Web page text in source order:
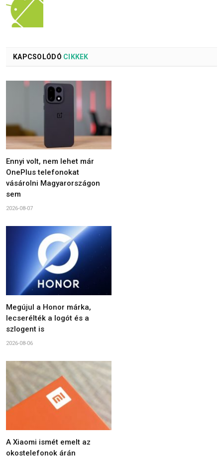
KAPCSOLÓDÓ CIKKEK
Ennyi volt, nem lehet már
OnePlus telefonokat
vásárolni Magyarországon
sem
2026-08-07
Megújul a Honor márka,
lecserélték a logót és a
szlogent is
2026-08-06
A Xiaomi ismét emelt az
okostelefonok árán